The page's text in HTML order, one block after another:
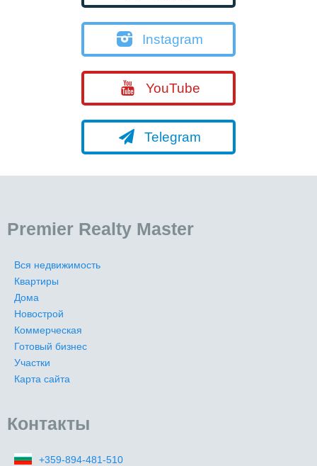
Instagram
YouTube
Telegram
Premier Realty Master
Вся недвижимость
Квартиры
Дома
Новострой
Коммерческая
Готовый бизнес
Участки
Карта сайта
Контакты
+359-894-481-510